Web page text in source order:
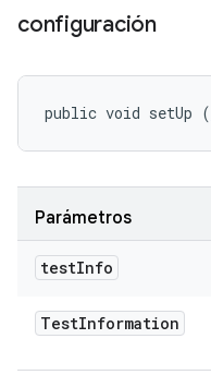
configuración
public void setUp (
Parámetros
testInfo
TestInformation